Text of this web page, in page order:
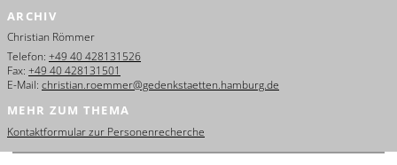
Français
Dansk
Español
ARCHIV
Christian Römmer
Telefon: +49 40 428131526
Fax: +49 40 428131501
E-Mail: christian.roemmer@gedenkstaetten.hamburg.de
MEHR ZUM THEMA
Kontaktformular zur Personenrecherche